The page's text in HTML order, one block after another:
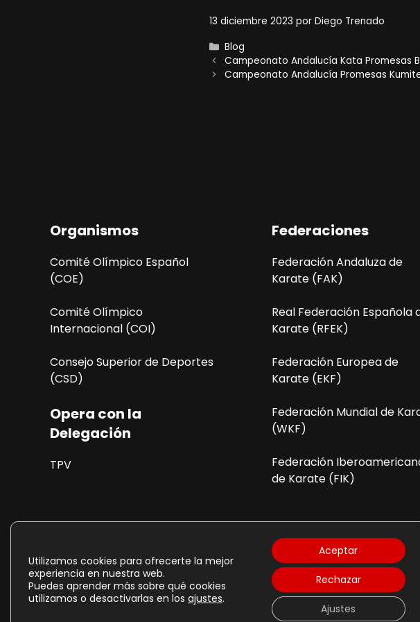
13 diciembre 2023 por Diego Trenado
Categorías
Blog
Campeonato Andalucía Kata Promesas
Campeonato Andalucía Promesas
Organismos
Comité Olímpico Español
(COE)
Comité Olímpico
Internacional (COI)
Consejo Superior de Deportes
(CSD)
Opera con la
Delegación
TPV
Federaciones
Federación Andaluza de
Karate (FAK)
Real Federación Española
Karate (RFEK)
Federación Europea de
Karate (EKF)
Federación Mundial de
(WKF)
Federación
de Karate (FIK)
Política de Privacidad
Utilizamos cookies para ofrecerte la mejor
experiencia en nuestra web.
Puedes aprender más sobre qué cookies
utilizamos o desactivarlas en los ajustes.
Aceptar
Rechazar
Ajustes